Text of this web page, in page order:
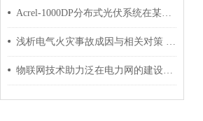
Acrel-1000DP分布式光伏系统在某重工企业18MW分布式光伏中应用
浅析电气火灾事故成因与相关对策 安科瑞 许敏
物联网技术助力泛在电力网的建设与应用